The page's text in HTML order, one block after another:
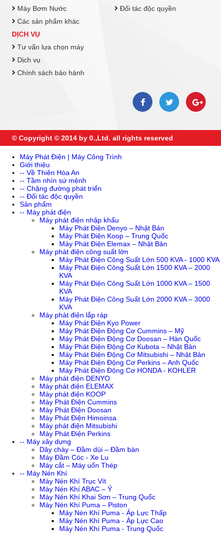
Máy Bơm Nước
Các sản phẩm khác
Đối tác độc quyền
DỊCH VỤ
Tư vấn lựa chọn máy
Dịch vụ
Chính sách bảo hành
© Copyright © 2014 by 0.,Ltd. all rights reserved
Máy Phát Điện | Máy Công Trình
Giới thiệu
-- Về Thiên Hòa An
-- Tầm nhìn sứ mệnh
-- Chặng đường phát triển
-- Đối tác độc quyền
Sản phẩm
-- Máy phát điện
Máy phát điện nhập khẩu
Máy Phát Điện Denyo – Nhật Bản
Máy Phát Điện Koop – Trung Quốc
Máy Phát Điện Elemax – Nhật Bản
Máy phát điện công suất lớn
Máy Phát Điện Công Suất Lớn 500 KVA - 1000 KVA
Máy Phát Điện Công Suất Lớn 1500 KVA – 2000
KVA
Máy Phát Điện Công Suất Lớn 1000 KVA – 1500
KVA
Máy Phát Điện Công Suất Lớn 2000 KVA – 3000
KVA
Máy phát điện lắp ráp
Máy Phát Điện Kyo Power
Máy Phát Điện Động Cơ Cummins – Mỹ
Máy Phát Điện Động Cơ Doosan – Hàn Quốc
Máy Phát Điện Động Cơ Kubota – Nhật Bản
Máy Phát Điện Động Cơ Mitsubishi – Nhật Bản
Máy Phát Điện Động Cơ Perkins – Anh Quốc
Máy Phát Điện Động Cơ HONDA - KOHLER
Máy phát điện DENYO
Máy phát điện ELEMAX
Máy phát điện KOOP
Máy Phát Điện Cummins
Máy Phát Điện Doosan
Máy Phát Điện Himoinsa
Máy phát điện Mitsubishi
Máy Phát Điện Perkins
-- Máy xây dựng
Dây chày – Đầm dùi – Đầm bàn
Máy Đầm Cóc - Xe Lu
Máy cắt – Máy uốn Thép
-- Máy Nén Khí
Máy Nén Khí Trục Vít
Máy Nén Khí ABAC – Ý
Máy Nén Khí Khai Sơn – Trung Quốc
Máy Nén Khí Puma – Piston
Máy Nén Khí Puma - Áp Lực Thấp
Máy Nén Khí Puma - Áp Lực Cao
Máy Nén Khí Puma - Trung Quốc